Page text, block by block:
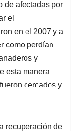
de afectadas por
el
en el 2007 y a
como perdían
y
esta manera
cercados y
recuperación de